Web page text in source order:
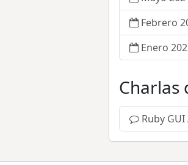
Febrero
Enero
Charlas
Ruby